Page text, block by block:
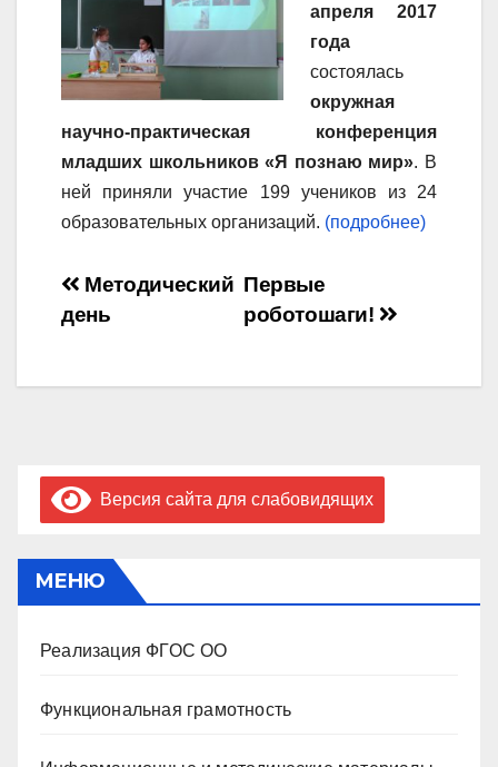
апреля 2017
года
состоялась
окружная
научно-практическая конференция
младших школьников «Я познаю мир». В
ней приняли участие 199 учеников из 24
образовательных организаций. (подробнее)
Навигация
по
записям
Первые
роботошаги!
Методический
день
Версия сайта для слабовидящих
МЕНЮ
Реализация ФГОС ОО
Функциональная грамотность